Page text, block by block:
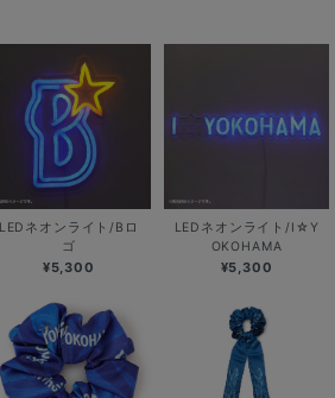
LEDネオンライト/Bロ
ゴ
¥5,300
LEDネオンライト/I☆Y
OKOHAMA
¥5,300